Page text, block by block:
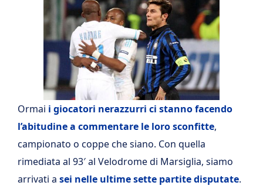
Ormai i giocatori nerazzurri ci stanno facendo
l’abitudine a commentare le loro sconfitte,
campionato o coppe che siano. Con quella
rimediata al 93′ al Velodrome di Marsiglia, siamo
arrivati a sei nelle ultime sette partite disputate.